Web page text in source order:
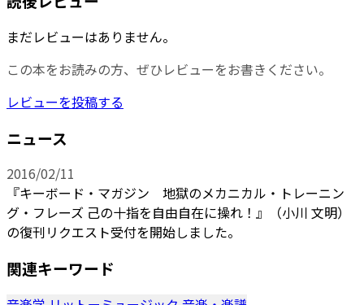
まだレビューはありません。
この本をお読みの方、ぜひレビューをお書きください。
レビューを投稿する
ニュース
2016/02/11
『キーボード・マガジン 地獄のメカニカル・トレーニン
グ・フレーズ 己の十指を自由自在に操れ！』（小川 文明）
の復刊リクエスト受付を開始しました。
関連キーワード